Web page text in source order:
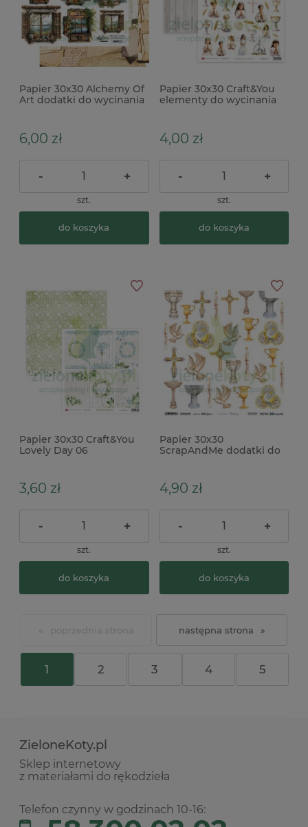
Papier 30x30 Alchemy Of
Art dodatki do wycinania
6,00 zł
- +
szt.
do koszyka
Papier 30x30 Craft&You
elementy do wycinania
4,00 zł
- +
szt.
do koszyka
Papier 30x30 Craft&You
Lovely Day 06
3,60 zł
- +
szt.
do koszyka
Papier 30x30
ScrapAndMe dodatki do
4,90 zł
- +
szt.
do koszyka
1 2 3 4 5
»
ZieloneKoty.pl
Sklep internetowy
z materiałami do rękodzieła
Telefon czynny w godzinach 10-16: